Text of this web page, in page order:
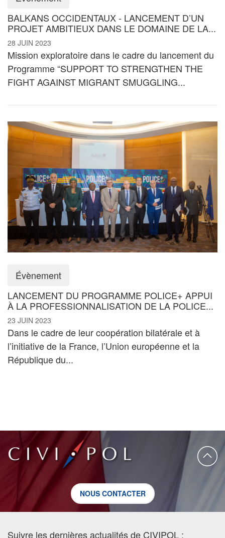
BALKANS OCCIDENTAUX - LANCEMENT D’UN
PROJET AMBITIEUX DANS LE DOMAINE DE LA...
28 JUIN 2023
Mission exploratoire dans le cadre du lancement du
Programme “SUPPORT TO STRENGTHEN THE
FIGHT AGAINST MIGRANT SMUGGLING...
Évènement
LANCEMENT DU PROGRAMME POLICE+ APPUI
À LA PROFESSIONNALISATION DE LA POLICE...
23 JUIN 2023
Dans le cadre de leur coopération bilatérale et à
l’initiative de la France, l’Union européenne et la
République du...
NOUS CONTACTER
Suivre les dernières actualités de CIVIPOL :